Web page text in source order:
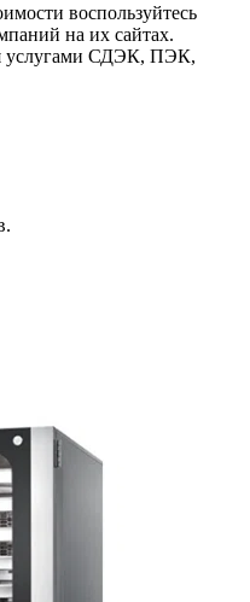
воспользуйтесь
на их сайтах.
услугами СДЭК, ПЭК,